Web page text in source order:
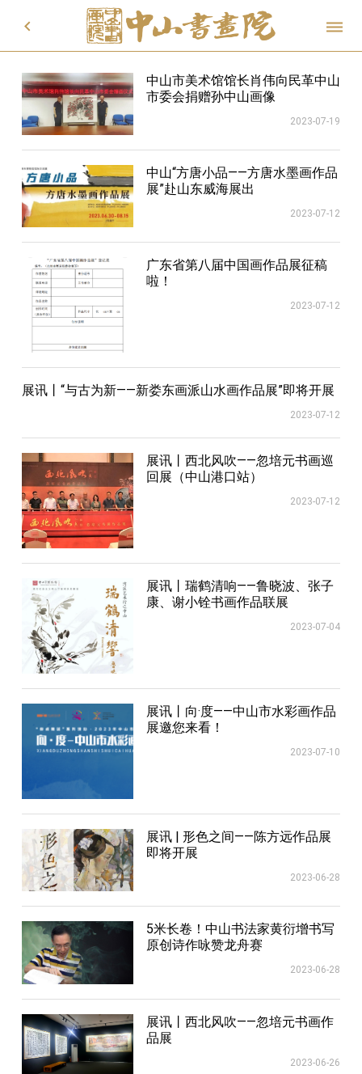
 
中山市美术馆馆长肖伟向民革中山
市委会捐赠孙中山画像
2023-07-19
中山“方唐小品——方唐水墨画作品
展”赴山东威海展出
2023-07-12
广东省第八届中国画作品展征稿
啦！
2023-07-12
展讯丨“与古为新——新娄东画派山水画作品展”即将开展
2023-07-12
展讯丨西北风吹——忽培元书画巡
回展（中山港口站）
2023-07-12
展讯丨瑞鹤清响——鲁晓波、张子
康、谢小铨书画作品联展
2023-07-04
展讯丨向·度——中山市水彩画作品
展邀您来看！
2023-07-10
展讯 | 形色之间——陈方远作品展
即将开展
2023-06-28
5米长卷！中山书法家黄衍增书写
原创诗作咏赞龙舟赛
2023-06-28
展讯丨西北风吹——忽培元书画作
品展
2023-06-26